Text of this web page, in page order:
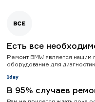
Есть все
Ремонт BMW является
оборудование для
В 95% случаев